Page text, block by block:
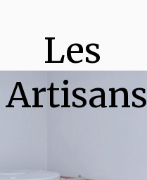
Les
Artisans